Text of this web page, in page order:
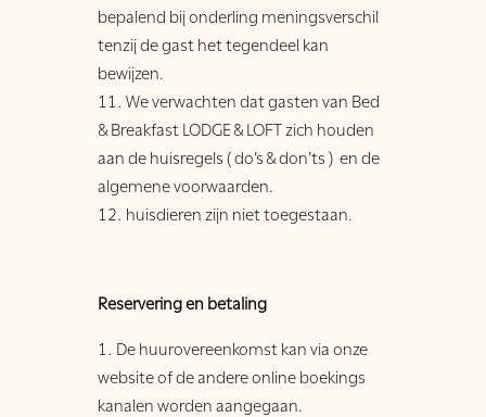
bepalend bij onderling meningsverschil
tenzij de gast het tegendeel kan
bewijzen.
We verwachten dat gasten van Bed
& Breakfast LODGE & LOFT zich houden
aan de huisregels ( do’s & don’ts ) en de
algemene voorwaarden.
huisdieren zijn niet toegestaan.
Reservering en betaling
De huurovereenkomst kan via onze
website of de andere online boekings
kanalen worden aangegaan.